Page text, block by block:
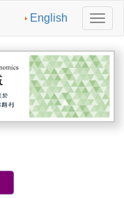
English
切
換
導
航